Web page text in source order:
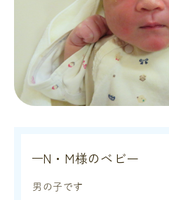
N・M様のベビー
男の子です